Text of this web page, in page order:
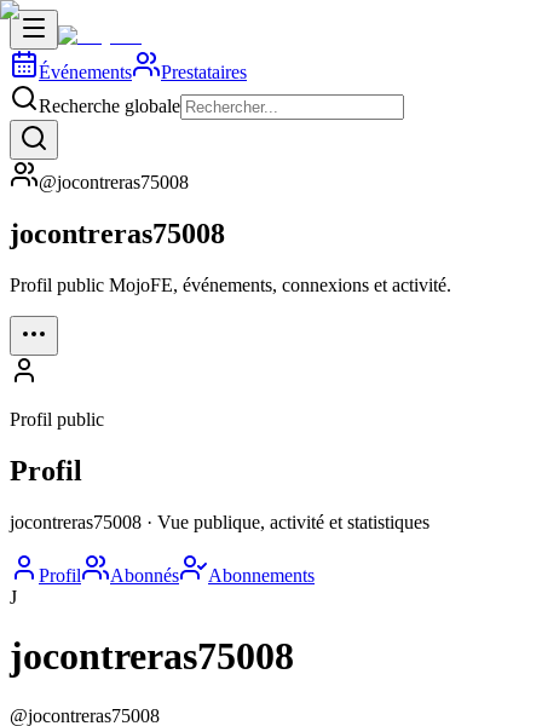
Événements
Prestataires
Recherche globale
@jocontreras75008
jocontreras75008
Profil public MojoFE, événements, connexions et activité.
Profil public
Profil
jocontreras75008 · Vue publique, activité et statistiques
Profil Abonnés
Abonnements
J
jocontreras75008
@jocontreras75008